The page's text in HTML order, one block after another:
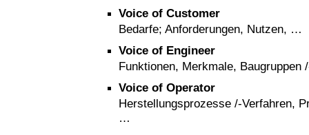
Voice of Customer
Bedarfe; Anforderungen, Nutzen, …
Voice of Engineer
Funktionen, Merkmale,
Voice of Operator
Herstellungsprozesse /-Verfahren,